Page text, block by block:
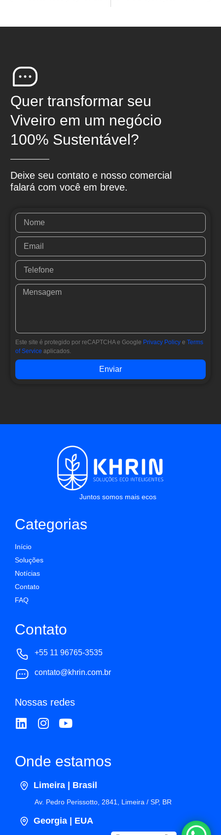
Quer transformar seu
Viveiro em um negócio
100% Sustentável?
Deixe seu contato e nosso comercial
falará com você em breve.
Este site é protegido por reCAPTCHA e Google Privacy Policy e Terms
of Service aplicados.
Enviar
Juntos somos mais ecos
Categorias
Início
Soluções
Notícias
Contato
FAQ
Contato
+55 11 96765-3535
contato@khrin.com.br
Nossas redes
Onde estamos
Limeira | Brasil
Av. Pedro Perissotto, 2841, Limeira / SP, BR
Georgia | EUA